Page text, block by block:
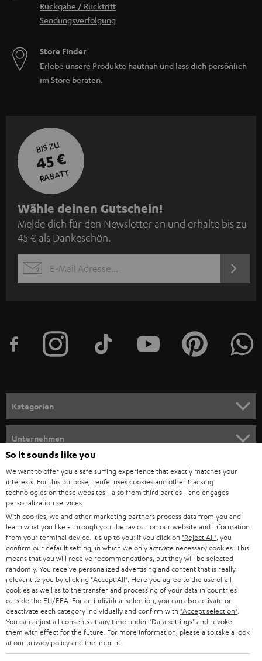
Rückgabe / Rücktritt
Sendungsverfolgung
Store Finder
Erlebe unsere Produkte hautnah und lass dich persönlich
im Store beraten.
BIS ZU
45 €
RABATT
N
e
w
s
l
e
n
m
e
l
d
u
n
g
Wähle deinen Gutschein!
Melde dich für den Newsletter an und erhalte bis zu
45 € als Dankeschön.
EMAIL
JETZT
Kategorien
HEIMKINO-KOMPLETTANLAGEN
SOUNDBARS
SMART HOME
BLUETOOTH-LAUTSPRECHER
KOPFHÖRER
BLUETOOTH-KOPFHÖRER
STEREOANLAGEN
Unternehmen
KARRIERE
PRESSE & MARKETING
GESCHÄFTSKUNDEN
PARTNERPROGRAMM
BLOG
NEWSLETTER
STORES
Teufel Onlineshops
DEUTSCHLAND
ÖSTERREICH
SCHWEIZ
NIEDERLANDE
BELGIEN
So it sounds like you
We want to offer you a safe surfing experience that exactly matches your
interests. For this purpose, Teufel uses cookies and other tracking
technologies on these websites - also from third parties - and engages
personalization services.
With cookies, we and other marketing partners process data from you and
learn what you like - through your behaviour on our website and information
from your terminal device. It's up to you: If you click on "Reject All" , you
confirm our default setting, in which we only activate necessary cookies. This
means that you will receive recommendations, but they will be selected
randomly. You receive personalized advertising and content that is really
relevant to you by clicking "Accept All" . Here you agree to the use of all
cookies as well as to the transfer and processing of your data in countries
outside the EU/EEA. For an individual selection, you can also activate or
deactivate each category individually and confirm with "Accept selection"
You can adjust all consents at any time under "Data settings" and revoke
them with effect for the future. For more information, please also take a look
at our privacy policyand the imprint